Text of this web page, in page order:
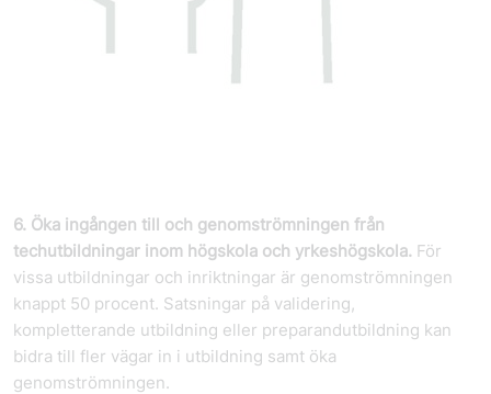
6. Öka ingången till och genomströmningen från
techutbildningar inom högskola och yrkeshögskola. För
vissa utbildningar och inriktningar är genomströmningen
knappt 50 procent. Satsningar på validering,
kompletterande utbildning eller preparand­utbildning kan
bidra till fler vägar in i utbildning samt öka
genomströmningen.